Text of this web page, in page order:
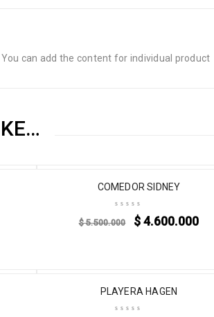
can add the content for individual product
COMEDOR SIDNEY
$5.500.000 $4.600.000
PLAYERA HAGEN